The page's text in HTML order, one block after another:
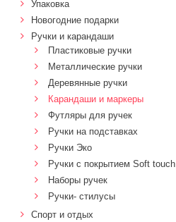
Упаковка
Новогодние подарки
Ручки и карандаши
Пластиковые ручки
Металлические ручки
Деревянные ручки
Карандаши и маркеры
Футляры для ручек
Ручки на подставках
Ручки Эко
Ручки с покрытием Soft touch
Наборы ручек
Ручки- стилусы
Спорт и отдых